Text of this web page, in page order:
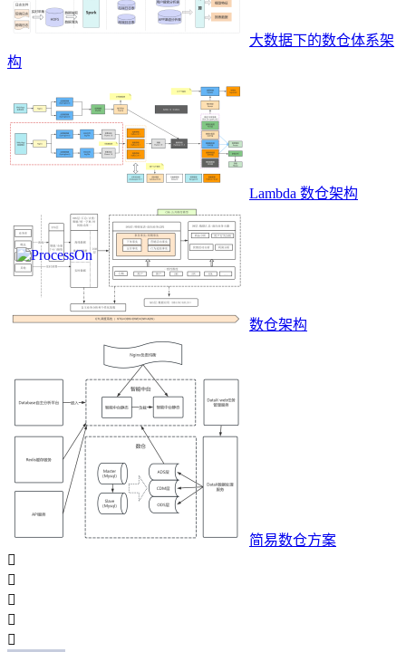
大数据下的数仓体系架
构
Lambda 数仓架构
数仓架构
简易数仓方案




